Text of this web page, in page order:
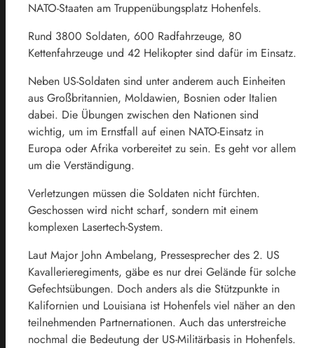
NATO-Staaten am Truppenübungsplatz Hohenfels.
Rund 3800 Soldaten, 600 Radfahrzeuge, 80
Kettenfahrzeuge und 42 Helikopter sind dafür im Einsatz.
Neben US-Soldaten sind unter anderem auch Einheiten
aus Großbritannien, Moldawien, Bosnien oder Italien
dabei. Die Übungen zwischen den Nationen sind
wichtig, um im Ernstfall auf einen NATO-Einsatz in
Europa oder Afrika vorbereitet zu sein. Es geht vor allem
um die Verständigung.
Verletzungen müssen die Soldaten nicht fürchten.
Geschossen wird nicht scharf, sondern mit einem
komplexen Lasertech-System.
Laut Major John Ambelang, Pressesprecher des 2. US
Kavallerieregiments, gäbe es nur drei Gelände für solche
Gefechtsübungen. Doch anders als die Stützpunkte in
Kalifornien und Louisiana ist Hohenfels viel näher an den
teilnehmenden Partnernationen. Auch das unterstreiche
nochmal die Bedeutung der US-Militärbasis in Hohenfels.